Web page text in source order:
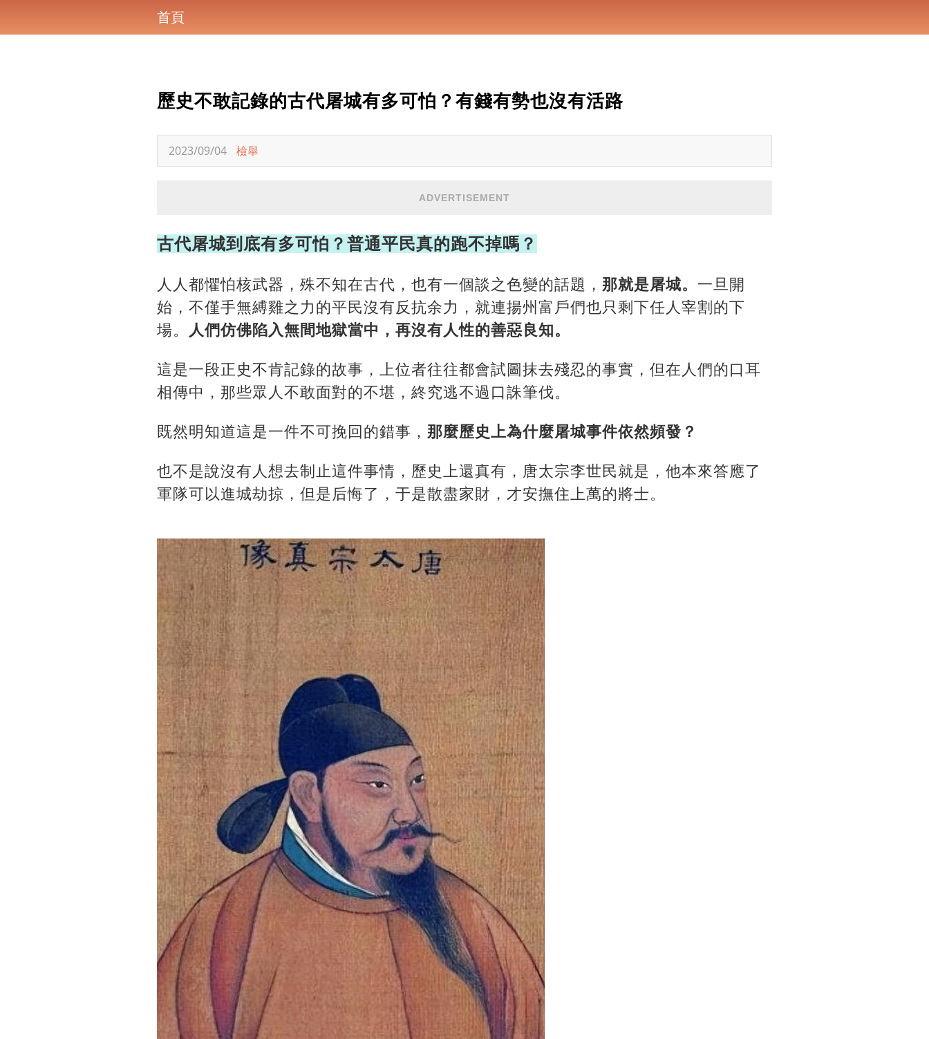
首頁
歷史不敢記錄的古代屠城有多可怕？有錢有勢也沒有活路
2023/09/04 檢舉
ADVERTISEMENT
古代屠城到底有多可怕？普通平民真的跑不掉嗎？
人人都懼怕核武器，殊不知在古代，也有一個談之色變的話題， 那就是屠城。 一旦開
始，不僅手無縛雞之力的平民沒有反抗余力，就連揚州富戶們也只剩下任人宰割的下
場。 人們仿佛陷入無間地獄當中，再沒有人性的善惡良知。
這是一段正史不肯記錄的故事，上位者往往都會試圖抹去殘忍的事實，但在人們的口耳
相傳中，那些眾人不敢面對的不堪，終究逃不過口誅筆伐。
既然明知道這是一件不可挽回的錯事， 那麼歷史上為什麼屠城事件依然頻發？
也不是說沒有人想去制止這件事情，歷史上還真有，唐太宗李世民就是，他本來答應了
軍隊可以進城劫掠，但是后悔了，于是散盡家財，才安撫住上萬的將士。